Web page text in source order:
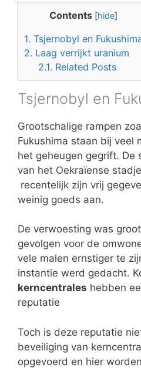
Contents [hide]
1. Tsjernobyl en
2. Laag verrijkt uranium
2.1. Related Posts
Tsjernobyl en
Grootschalige rampen
Fukushima staan bij veel
het geheugen gegrift. De
van het Oekraïense
recentelijk zijn vrij
weinig goeds aan.
De verwoesting was
gevolgen voor de
vele malen ernstiger te
instantie werd gedacht.
kerncentrales hebben
reputatie
Toch is deze reputatie
beveiliging van
opgevoerd en hier